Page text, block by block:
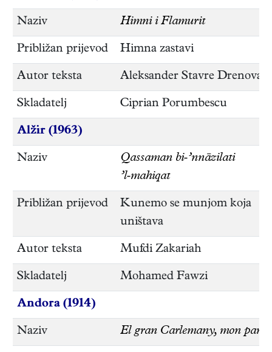
Naziv Himni i Flamurit
Približan prijevod Himna zastavi
Autor teksta Aleksander Stavre Drenova
Skladatelj Ciprian Porumbescu
Alžir (1963)
Naziv
Qassaman bi‑’nnāzilati
’l‑mahiqat
Približan prijevod
Kunemo se munjom koja
uništava
Autor teksta Mufdi Zakariah
Skladatelj Mohamed Fawzi
Andora (1914)
Naziv El gran Carlemany, mon pare